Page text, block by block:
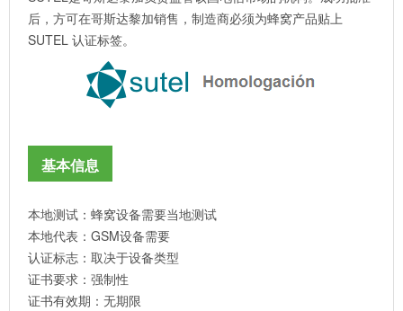
后，方可在哥斯达黎加销售，制造商必须为蜂窝产品贴上
SUTEL 认证标签。
基本信息
本地测试：蜂窝设备需要当地测试
本地代表：GSM设备需要
认证标志：取决于设备类型
证书要求：强制性
证书有效期：无期限